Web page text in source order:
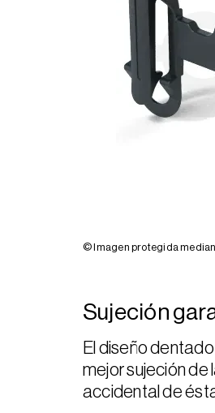
© Imagen protegida
Sujeción
El diseño
mejor sujeción de
accidental de